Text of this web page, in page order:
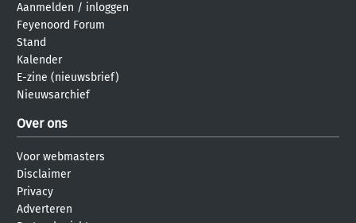
Aanmelden / inloggen
Feyenoord Forum
Stand
Kalender
E-zine (nieuwsbrief)
Nieuwsarchief
Over ons
Voor webmasters
Disclaimer
Privacy
Adverteren